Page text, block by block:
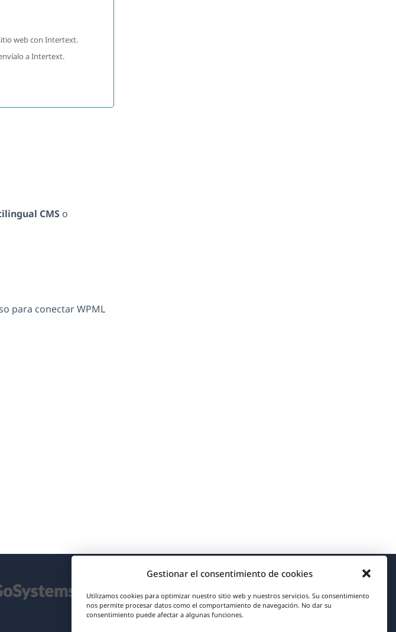
Gestionar el consentimiento de cookies
Utilizamos cookies para optimizar nuestro sitio web y nuestros servicios. Su consentimiento
nos permite procesar datos como el comportamiento de navegación. No dar su
consentimiento puede afectar a algunas funciones.
web con Intertext.
a Intertext.
CMS o
para conectar WPML
Acerca de WPML
RGPD y Política de Privacidad